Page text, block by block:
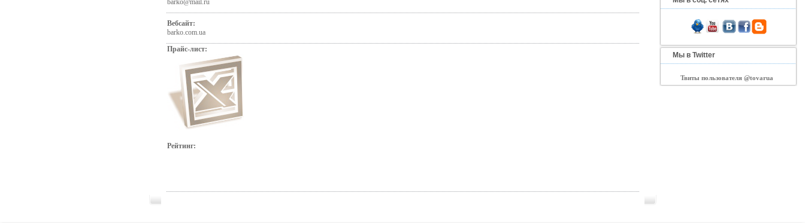
barko@mail.ru
Вебсайт:
barko.com.ua
Прайс-лист:
Рейтинг:
Мы в Twitter
Твиты пользователя @tovarua